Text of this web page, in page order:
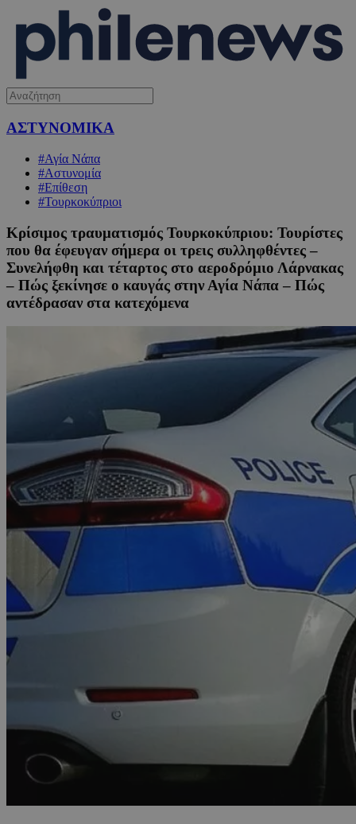
ΑΣΤΥΝΟΜΙΚΑ
#Αγία Νάπα
#Αστυνομία
#Επίθεση
#Τουρκοκύπριοι
Κρίσιμος τραυματισμός Τουρκοκύπριου: Τουρίστες
που θα έφευγαν σήμερα οι τρεις συλληφθέντες –
Συνελήφθη και τέταρτος στο αεροδρόμιο Λάρνακας
– Πώς ξεκίνησε ο καυγάς στην Αγία Νάπα – Πώς
αντέδρασαν στα κατεχόμενα